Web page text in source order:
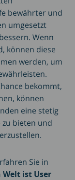
bewährter und
umgesetzt
Wenn
können diese
werden, um
bekommt,
können
eine stetig
bieten und
Sie in
ist User